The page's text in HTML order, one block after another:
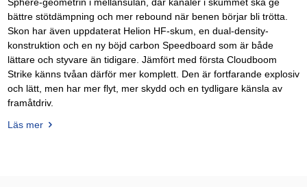
Sphere-geometrin i mellansulan, där kanaler i skummet ska ge
bättre stötdämpning och mer rebound när benen börjar bli trötta.
Skon har även uppdaterat Helion HF-skum, en dual-density-
konstruktion och en ny böjd carbon Speedboard som är både
lättare och styvare än tidigare. Jämfört med första Cloudboom
Strike känns tvåan därför mer komplett. Den är fortfarande explosiv
och lätt, men har mer flyt, mer skydd och en tydligare känsla av
framåtdriv.
Läs mer